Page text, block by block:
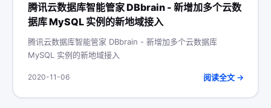
腾讯云数据库智能管家 DBbrain - 新增加多个云数
据库 MySQL 实例的新地域接入
腾讯云数据库智能管家 DBbrain - 新增加多个云数据库
MySQL 实例的新地域接入
2020-11-06 阅读全文 →